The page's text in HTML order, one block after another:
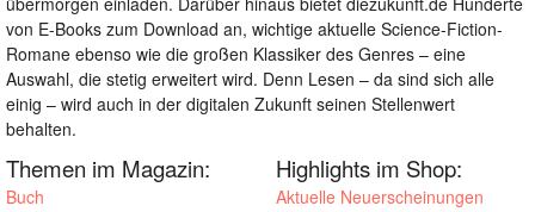
von E-Books zum Download an, wichtige aktuelle Science-Fiction-
Romane ebenso wie die großen Klassiker des Genres – eine
Auswahl, die stetig erweitert wird. Denn Lesen – da sind sich alle
einig – wird auch in der digitalen Zukunft seinen Stellenwert
behalten.
Themen im Magazin:
Buch
Highlights im Shop:
Aktuelle Neuerscheinungen